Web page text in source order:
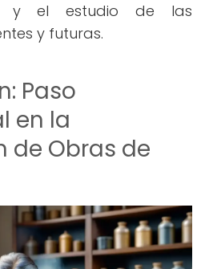
y el estudio de las
y futuras.
Paso
en la
de Obras de